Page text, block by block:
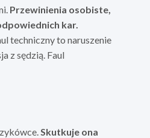
Przewinienia osobiste,
kar.
techniczny to naruszenie
z sędzią. Faul
Skutkuje ona